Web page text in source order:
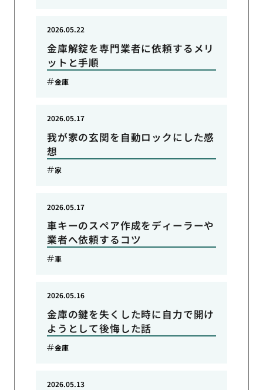
金庫解錠を専門業者に依頼するメリ
ットと手順
2026.05.22
金庫
我が家の玄関を自動ロックにした感
想
2026.05.17
家
車キーのスペア作成をディーラーや
業者へ依頼するコツ
2026.05.17
車
金庫の鍵を失くした時に自力で開け
ようとして後悔した話
2026.05.16
金庫
2026.05.13